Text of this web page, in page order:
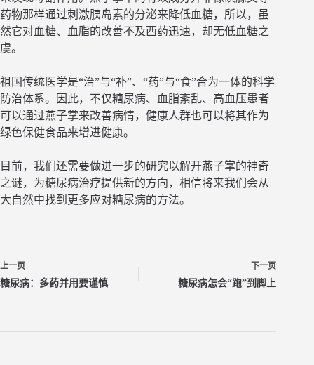
药物那样通过刺激胰岛素的分泌来降低血糖，所以，虽
然它对血糖、血脂的改善不及西药迅速，却无低血糖之
虞。
祖国传统医学是“治”与“补”、“药”与“食”合为一体的科学
防治体系。因此，不仅糖尿病、血脂紊乱、高血压患者
可以通过燕子掌来改善病情，健康人群也可以将其作为
绿色保健食品来增进健康。
目前，我们还需要做进一步的研究以解开燕子掌的神奇
之谜，为糖尿病治疗提供新的方向，相信将来我们会从
大自然中找到更多应对糖尿病的方法。
上一页
糖尿病：多药并用要谨慎
下一页
糖尿病怎会“跑”到脚上